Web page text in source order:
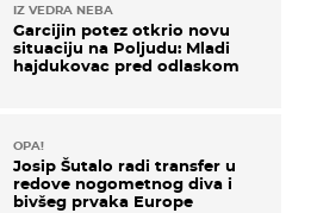
IZ VEDRA NEBA
Garcijin potez otkrio novu
situaciju na Poljudu: Mladi
hajdukovac pred odlaskom
OPA!
Josip Šutalo radi transfer u
redove nogometnog diva i
bivšeg prvaka Europe